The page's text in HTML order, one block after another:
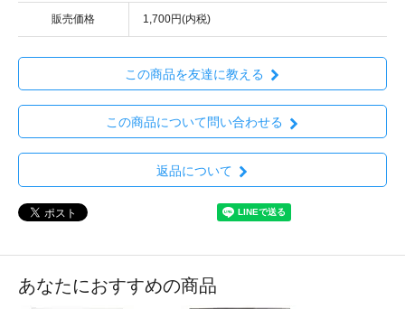
販売価格 1,700円(内税)
この商品を友達に教える
この商品について問い合わせる
返品について
あなたにおすすめの商品